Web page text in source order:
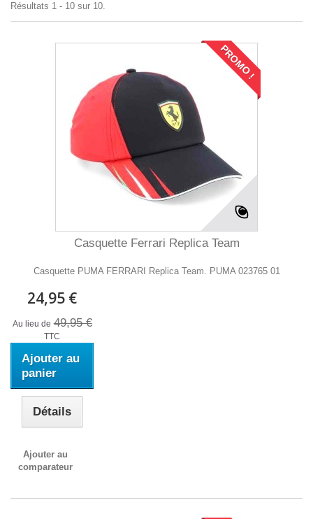
Résultats 1 - 10 sur 10.
PROMO !
Casquette Ferrari Replica Team
Casquette PUMA FERRARI Replica Team. PUMA 023765 01
24,95 €
Au lieu de 49,95 €
TTC
Ajouter au
panier
Détails
Ajouter au
comparateur